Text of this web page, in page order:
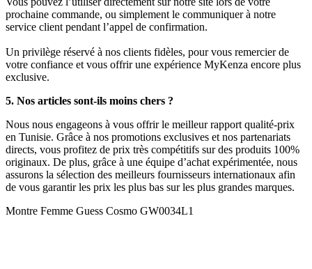
prochaine commande, ou simplement le communiquer à notre
service client pendant l’appel de confirmation.
Un privilège réservé à nos clients fidèles, pour vous remercier de
votre confiance et vous offrir une expérience MyKenza encore plus
exclusive.
5. Nos articles sont-ils moins chers ?
Nous nous engageons à vous offrir le meilleur rapport qualité-prix
en Tunisie. Grâce à nos promotions exclusives et nos partenariats
directs, vous profitez de prix très compétitifs sur des produits 100%
originaux. De plus, grâce à une équipe d’achat expérimentée, nous
assurons la sélection des meilleurs fournisseurs internationaux afin
de vous garantir les prix les plus bas sur les plus grandes marques.
Montre Femme Guess Cosmo GW0034L1